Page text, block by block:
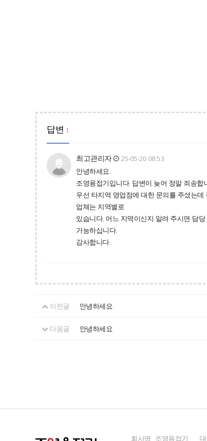
답변 1
최고관리자
25-05-20 08:53
안녕하세요.
조영용접기입니다. 답변이 늦어 정말 죄송합
우선 타지역 영업점에 대한 문의를 주셨는
업체는 지역별로
있습니다. 어느 지역이신지 알려 주시면 담
가능하십니다.
감사합니다.
이전글 안녕하세요
다음글 안녕하세요
회사명 조영용접기